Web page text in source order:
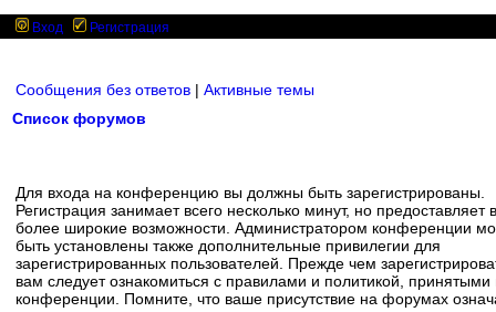
Вход Регистрация
Сообщения без ответов | Активные темы
Список форумов
Для входа на конференцию вы должны быть зарегистрированы.
Регистрация занимает всего несколько минут, но предоставляет
более широкие возможности. Администратором конференции
быть установлены также дополнительные привилегии для
зарегистрированных пользователей. Прежде чем
вам следует ознакомиться с правилами и политикой, принятыми
конференции. Помните, что ваше присутствие на форумах